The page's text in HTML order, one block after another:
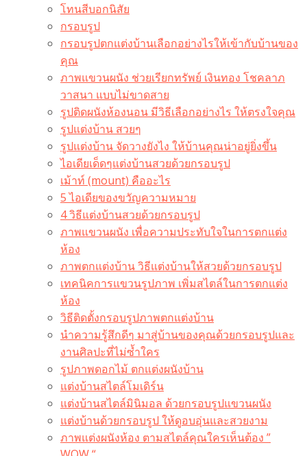
โทนสีบอกนิสัย
กรอบรูป
กรอบรูปตกแต่งบ้านเลือกอย่างไรให้เข้ากับบ้านของ
คุณ
ภาพแขวนผนัง ช่วยเรียกทรัพย์ เงินทอง โชคลาภ
วาสนา แบบไม่ขาดสาย
รูปติดผนังห้องนอน มีวิธีเลือกอย่างไร ให้ตรงใจคุณ
รูปแต่งบ้าน สวยๆ
รูปแต่งบ้าน จัดวางยังไง ให้บ้านคุณน่าอยู่ยิ่งขึ้น
ไอเดียเด็ดๆแต่งบ้านสวยด้วยกรอบรูป
เม้าท์ (mount) คืออะไร​
5 ไอเดียของขวัญความหมาย
4 วิธีแต่งบ้านสวยด้วยกรอบรูป
ภาพแขวนผนัง เพื่อความประทับใจในการตกแต่ง
ห้อง
ภาพตกแต่งบ้าน วิธีแต่งบ้านให้สวยด้วยกรอบรูป
เทคนิคการแขวนรูปภาพ เพิ่มสไตล์ในการตกแต่ง
ห้อง
วิธีติดตั้งกรอบรูปภาพตกแต่งบ้าน
นำความรู้สึกดีๆ มาสู่บ้านของคุณด้วยกรอบรูปและ
งานศิลปะที่ไม่ซ้ำใคร
รูปภาพดอกไม้ ตกแต่งผนังบ้าน
แต่งบ้านสไตล์โมเดิร์น
แต่งบ้านสไตล์มินิมอล ด้วยกรอบรูปแขวนผนัง
แต่งบ้านด้วยกรอบรูป ให้ดูอบอุ่นและสวยงาม
ภาพแต่งผนังห้อง ตามสไตล์คุณใครเห็นต้อง ”